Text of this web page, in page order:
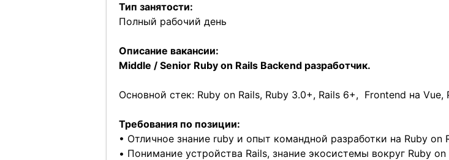
Тип занятости:
Полный рабочий день
Описание вакансии:
Middle / Senior Ruby on Rails Backend разработчик.
Основной стек: Ruby on Rails, Ruby 3.0+, Rails 6+, Frontend на Vue,
Требования по позиции:
• Отличное знание ruby и опыт командной разработки на Ruby on
• Понимание устройства Rails, знание экосистемы вокруг Ruby on